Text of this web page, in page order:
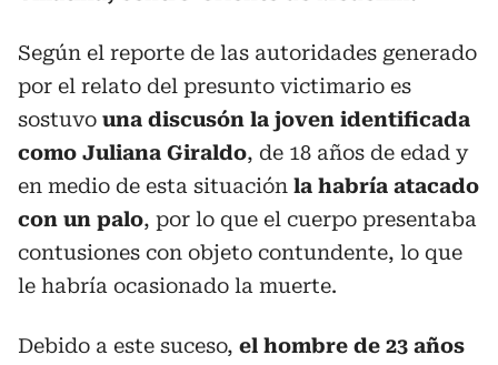
Según el reporte de las autoridades generado
por el relato del presunto victimario es
sostuvo una discusón la joven identificada
como Juliana Giraldo, de 18 años de edad y
en medio de esta situación la habría atacado
con un palo, por lo que el cuerpo presentaba
contusiones con objeto contundente, lo que
le habría ocasionado la muerte.
Debido a este suceso, el hombre de 23 años